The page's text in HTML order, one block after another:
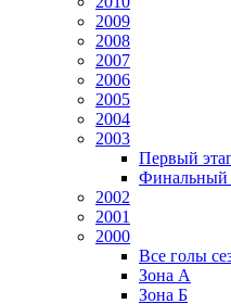
2009
2008
2007
2006
2005
2004
2003
Первый
Финальный
2002
2001
2000
Все голы
Зона А
Зона Б